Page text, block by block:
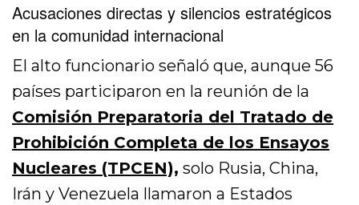
Acusaciones directas y silencios estratégicos
en la comunidad internacional
El alto funcionario señaló que, aunque 56
países participaron en la reunión de la
Comisión Preparatoria del Tratado de
Prohibición Completa de los Ensayos
Nucleares (TPCEN), solo Rusia, China,
Irán y Venezuela llamaron a Estados